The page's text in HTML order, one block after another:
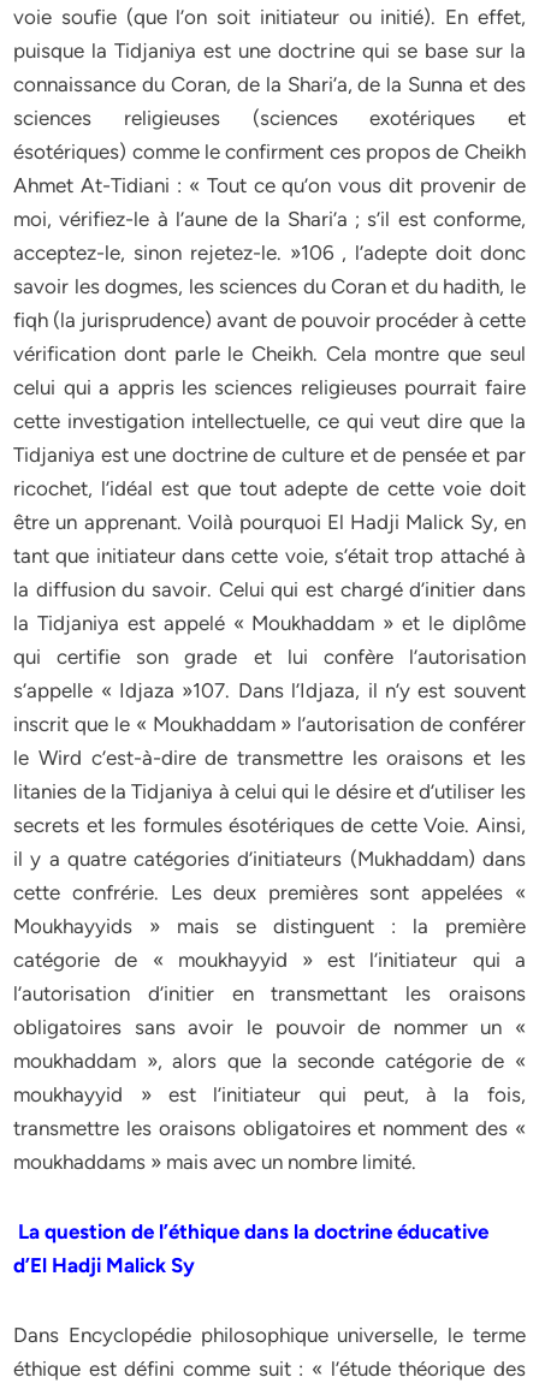
voie soufie (que l’on soit initiateur ou initié). En effet,
puisque la Tidjaniya est une doctrine qui se base sur la
connaissance du Coran, de la Shari’a, de la Sunna et des
sciences religieuses (sciences exotériques et
ésotériques) comme le confirment ces propos de Cheikh
Ahmet At-Tidiani : « Tout ce qu’on vous dit provenir de
moi, vérifiez-le à l’aune de la Shari’a ; s’il est conforme,
acceptez-le, sinon rejetez-le. »106 , l’adepte doit donc
savoir les dogmes, les sciences du Coran et du hadith, le
fiqh (la jurisprudence) avant de pouvoir procéder à cette
vérification dont parle le Cheikh. Cela montre que seul
celui qui a appris les sciences religieuses pourrait faire
cette investigation intellectuelle, ce qui veut dire que la
Tidjaniya est une doctrine de culture et de pensée et par
ricochet, l’idéal est que tout adepte de cette voie doit
être un apprenant. Voilà pourquoi El Hadji Malick Sy, en
tant que initiateur dans cette voie, s’était trop attaché à
la diffusion du savoir. Celui qui est chargé d’initier dans
la Tidjaniya est appelé « Moukhaddam » et le diplôme
qui certifie son grade et lui confère l’autorisation
s’appelle « Idjaza »107. Dans l’Idjaza, il n’y est souvent
inscrit que le « Moukhaddam » l’autorisation de conférer
le Wird c’est-à-dire de transmettre les oraisons et les
litanies de la Tidjaniya à celui qui le désire et d’utiliser les
secrets et les formules ésotériques de cette Voie. Ainsi,
il y a quatre catégories d’initiateurs (Mukhaddam) dans
cette confrérie. Les deux premières sont appelées «
Moukhayyids » mais se distinguent : la première
catégorie de « moukhayyid » est l’initiateur qui a
l’autorisation d’initier en transmettant les oraisons
obligatoires sans avoir le pouvoir de nommer un «
moukhaddam », alors que la seconde catégorie de «
moukhayyid » est l’initiateur qui peut, à la fois,
transmettre les oraisons obligatoires et nomment des «
moukhaddams » mais avec un nombre limité.
La question de l’éthique dans la doctrine éducative
d’El Hadji Malick Sy
Dans Encyclopédie philosophique universelle, le terme
éthique est défini comme suit : « l’étude théorique des